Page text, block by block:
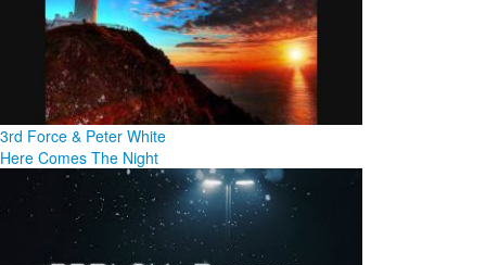
3rd Force & Peter White
Here Comes The Night